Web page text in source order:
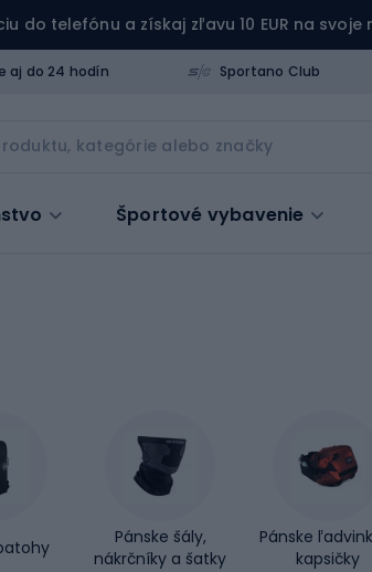
do telefónu a získaj zľavu 10 EUR na svoje
aj do 24 hodín Sportano Club
Športové vybavenie
Pánske šály,
nákrčníky a šatky
Pánske
kapsičky